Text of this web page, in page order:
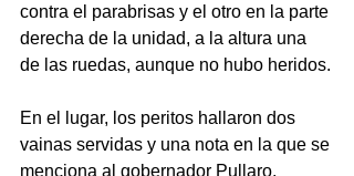
contra el parabrisas y el otro en la parte
derecha de la unidad, a la altura una
de las ruedas, aunque no hubo heridos.
En el lugar, los peritos hallaron dos
vainas servidas y una nota en la que se
menciona al gobernador Pullaro,